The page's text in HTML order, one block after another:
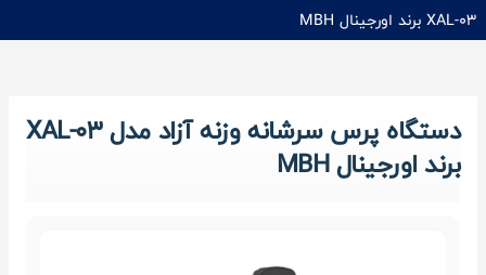
XAL-03 برند اورجینال MBH
دستگاه پرس سرشانه وزنه آزاد مدل XAL-03
برند اورجینال MBH